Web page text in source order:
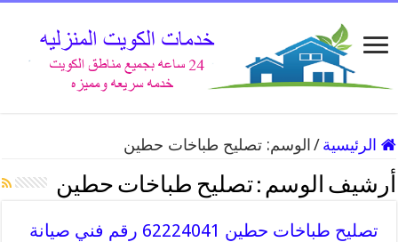
الرئيسية / الوسم:تصليح طباخات حطين
أرشيف الوسم :تصليح طباخات حطين
تصليح طباخات حطين 62224041 رقم فني صيانة